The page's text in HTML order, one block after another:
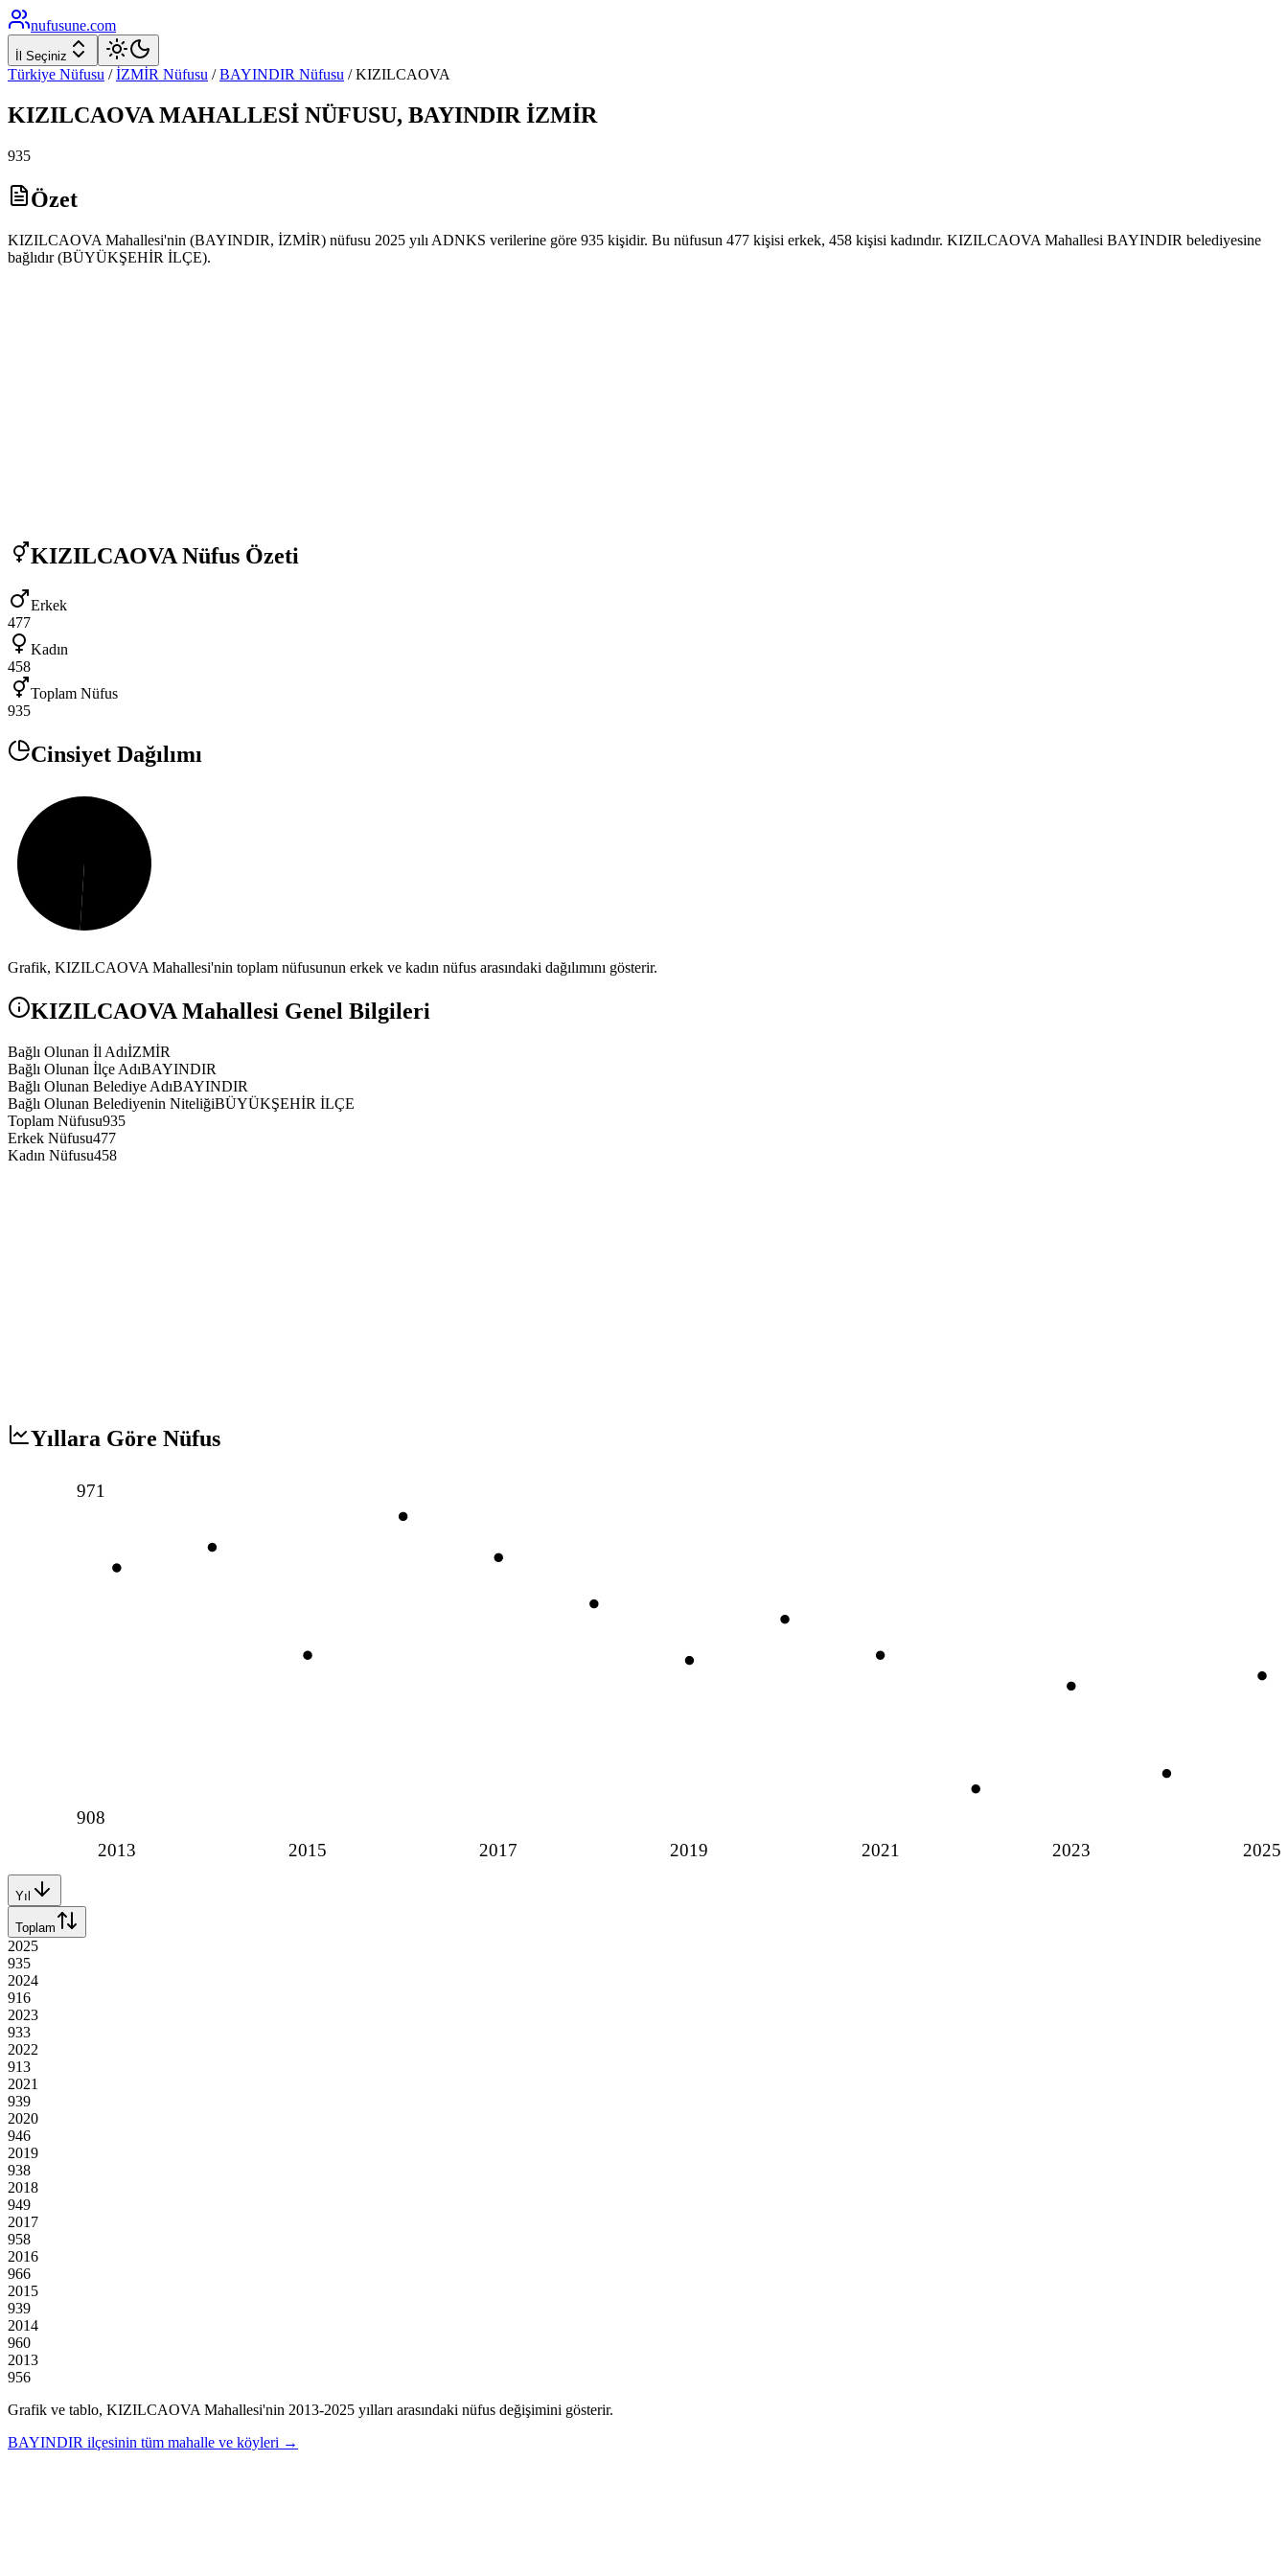
nufusune.com
İl Seçiniz
Türkiye Nüfusu / İZMİR Nüfusu / BAYINDIR Nüfusu /KIZILCAOVA
KIZILCAOVA MAHALLESİ NÜFUSU, BAYINDIR İZMİR
935
Özet
KIZILCAOVA Mahallesi'nin (BAYINDIR, İZMİR) nüfusu 2025 yılı ADNKS verilerine göre 935 kişidir. Bu nüfusun 477 kişisi erkek, 458 kişisi kadındır. KIZILCAOVA Mahallesi BAYINDIR belediyesine
bağlıdır (BÜYÜKŞEHİR İLÇE).
KIZILCAOVA Nüfus Özeti
Erkek
477
Kadın
458
Toplam Nüfus
935
Cinsiyet Dağılımı
Grafik, KIZILCAOVA Mahallesi'nin toplam nüfusunun erkek ve kadın nüfus arasındaki dağılımını gösterir.
KIZILCAOVA Mahallesi Genel Bilgileri
Bağlı Olunan İl AdıİZMİR
Bağlı Olunan İlçe AdıBAYINDIR
Bağlı Olunan Belediye AdıBAYINDIR
Bağlı Olunan Belediyenin NiteliğiBÜYÜKŞEHİR İLÇE
Toplam Nüfusu935
Erkek Nüfusu477
Kadın Nüfusu458
Yıllara Göre Nüfus
2013 2015 2017 2019 2021 2023 2025
971
908
Yıl
Toplam
2025
935
2024
916
2023
933
2022
913
2021
939
2020
946
2019
938
2018
949
2017
958
2016
966
2015
939
2014
960
2013
956
Grafik ve tablo, KIZILCAOVA Mahallesi'nin 2013-2025 yılları arasındaki nüfus değişimini gösterir.
BAYINDIR ilçesinin tüm mahalle ve köyleri →